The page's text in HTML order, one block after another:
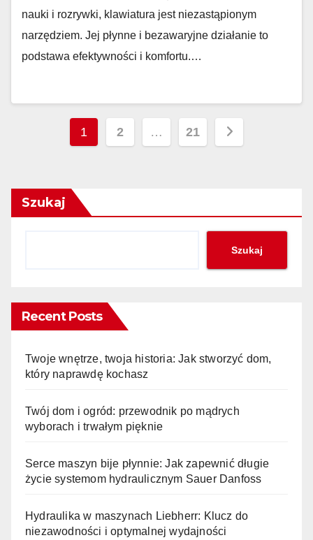
nauki i rozrywki, klawiatura jest niezastąpionym
narzędziem. Jej płynne i bezawaryjne działanie to
podstawa efektywności i komfortu.…
Stronicowanie
1 2 … 21
Szukaj
Szukaj
Recent Posts
Twoje wnętrze, twoja historia: Jak stworzyć dom,
który naprawdę kochasz
Twój dom i ogród: przewodnik po mądrych
wyborach i trwałym pięknie
Serce maszyn bije płynnie: Jak zapewnić długie
życie systemom hydraulicznym Sauer Danfoss
Hydraulika w maszynach Liebherr: Klucz do
niezawodności i optymalnej wydajności